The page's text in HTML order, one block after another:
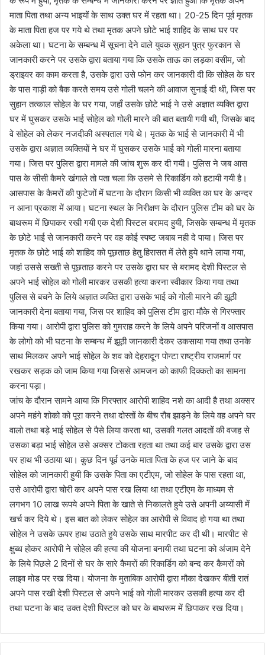
माता पिता तथा अन्य भाइयों के साथ उक्त घर में रहता था। 20-25 दिन पूर्व मृतक
के माता पिता हज पर गये थे तथा मृतक अपने छोटे भाई शाहिद के साथ घर पर
अकेला था। घटना के सम्बन्ध में सूचना देने वाले युवक सुहान पुत्र फुरकान से
जानकारी करने पर उसके द्वारा बताया गया कि उसके ताऊ का लड़का वसीम, जो
ड्राइवर का काम करता है, उसके द्वारा उसे फोन कर जानकारी दी कि सोहेल के घर
के पास गाड़ी को बैक करते समय उसे गोली चलने की आवाज सुनाई दी थी, जिस पर
सुहान तत्काल सोहेल के घर गया, जहाँ उसके छोटे भाई ने उसे अज्ञात व्यक्ति द्वारा
घर में घुसकर उसके भाई सोहेल को गोली मारने की बात बतायी गयी थी, जिसके बाद
वे सोहेल को लेकर नजदीकी अस्पताल गये थे। मृतक के भाई से जानकारी में भी
उसके द्वारा अज्ञात व्यक्तियों ने घर में घुसकर उसके भाई को गोली मारना बताया
गया। जिस पर पुलिस द्वारा मामले की जांच शुरू कर दी गयी। पुलिस ने जब आस
पास के सीसी कैमरे खंगाले तो पता चला कि उसमे से रिकार्डिग को हटायी गयी है।
आसपास के कैमरों की फुटेजों में घटना के दौरान किसी भी व्यक्ति का घर के अन्दर
न आना प्रकाश में आया। घटना स्थल के निरीक्षण के दौरान पुलिस टीम को घर के
बाथरूम में छिपाकर रखी गयी एक देशी पिस्टल बरामद हुयी, जिसके सम्बन्ध में मृतक
के छोटे भाई से जानकारी करने पर वह कोई स्पष्ट जबाब नही दे पाया। जिस पर
मृतक के छोटे भाई को शाहिद को पूछताछ हेतु हिरासत में लेते हुये थाने लाया गया,
जहां उससे सख्ती से पूछताछ करने पर उसके द्वारा घर से बरामद देशी पिस्टल से
अपने भाई सोहेल को गोली मारकर उसकी हत्या करना स्वीकार किया गया तथा
पुलिस से बचने के लिये अज्ञात व्यक्ति द्वारा उसके भाई को गोली मारने की झूठी
जानकारी देना बताया गया, जिस पर शाहिद को पुलिस टीम द्वारा मौके से गिरफ्तार
किया गया। आरोपी द्वारा पुलिस को गुमराह करने के लिये अपने परिजनों व आसपास
के लोगो को भी घटना के सम्बन्ध में झूठी जानकारी देकर उकसाया गया तथा उनके
साथ मिलकर अपने भाई सोहेल के शव को देहरादून पोन्टा राष्ट्रीय राजमार्ग पर
रखकर सड़क को जाम किया गया जिससे आमजन को काफी दिक्कतो का सामना
करना पड़ा।
जांच के दौरान सामने आया कि गिरफ्तार आरोपी शाहिद नशे का आदी है तथा अक्सर
अपने महंगे शोको को पूरा करने तथा दोस्तों के बीच रौब झाड़ने के लिये वह अपने घर
वालो तथा बड़े भाई सोहेल से पैसे लिया करता था, उसकी गलत आदतों की वजह से
उसका बड़ा भाई सोहेल उसे अक्सर टोकता रहता था तथा कई बार उसके द्वारा उस
पर हाथ भी उठाया था। कुछ दिन पूर्व उनके माता पिता के हज पर जाने के बाद
सोहेल को जानकारी हुयी कि उसके पिता का एटीएम, जो सोहेल के पास रहता था,
उसे आरोपी द्वारा चोरी कर अपने पास रख लिया था तथा एटीएम के माध्यम से
लगभग 10 लाख रूपये अपने पिता के खाते से निकालते हुये उसे अपनी अय्यासी में
खर्च कर दिये थे। इस बात को लेकर सोहेल का आरोपी से विवाद हो गया था तथा
सोहेल ने उसके ऊपर हाथ उठाते हुये उसके साथ मारपीट कर दी थी। मारपीट से
क्षुब्ध होकर आरोपी ने सोहेल की हत्या की योजना बनायी तथा घटना को अंजाम देने
के लिये पिछले 2 दिनों से घर के सारे कैमरों की रिकार्डिग को बन्द कर कैमरों को
लाइव मोड पर रख दिया। योजना के मुताबिक आरोपी द्वारा मौका देखकर बीती रातं
अपने पास रखी देशी पिस्टल से अपने भाई को गोली मारकर उसकी हत्या कर दी
तथा घटना के बाद उक्त देशी पिस्टल को घर के बाथरूम में छिपाकर रख दिया।